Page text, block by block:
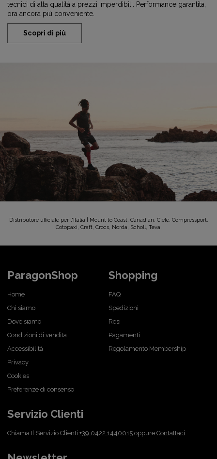
tecnici di alta qualità a prezzi imperdibili. Performance garantita,
ora ancora più conveniente.
Scopri di più
Distributore ufficiale per l'Italia | Mount to Coast, Canadian, Ciele, Compressport,
Cotopaxi, Craft, Crocs, Norda, Scholl, Teva.
ParagonShop
Home
Chi siamo
Dove siamo
Condizioni di vendita
Accessibilità
Privacy
Cookies
Preferenze di consenso
Shopping
FAQ
Spedizioni
Resi
Pagamenti
Regolamento Membership
Servizio Clienti
Chiama Il Servizio Clienti +39 0422 1440015 oppure Contattaci